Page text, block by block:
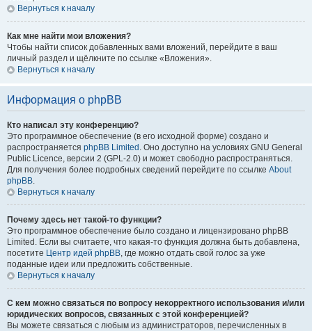
Вернуться к началу
Как мне найти мои вложения?
Чтобы найти список добавленных вами вложений, перейдите в ваш
личный раздел и щёлкните по ссылке «Вложения».
Вернуться к началу
Информация о phpBB
Кто написал эту конференцию?
Это программное обеспечение (в его исходной форме) создано и
распространяется phpBB Limited . Оно доступно на условиях GNU General
Public Licence, версии 2 (GPL-2.0) и может свободно распространяться.
Для получения более подробных сведений перейдите по ссылке About
phpBB.
Вернуться к началу
Почему здесь нет такой-то функции?
Это программное обеспечение было создано и лицензировано phpBB
Limited. Если вы считаете, что какая-то функция должна быть добавлена,
посетите Центр идей phpBB, где можно отдать свой голос за уже
поданные идеи или предложить собственные.
Вернуться к началу
С кем можно связаться по вопросу некорректного использования и/или
юридических вопросов, связанных с этой конференцией?
Вы можете связаться с любым из администраторов, перечисленных в